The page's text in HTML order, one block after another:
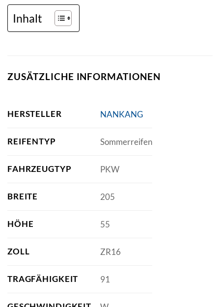
Inhalt
ZUSÄTZLICHE INFORMATIONEN
HERSTELLER NANKANG
REIFENTYP Sommerreifen
FAHRZEUGTYP PKW
BREITE 205
HÖHE 55
ZOLL ZR16
TRAGFÄHIGKEIT 91